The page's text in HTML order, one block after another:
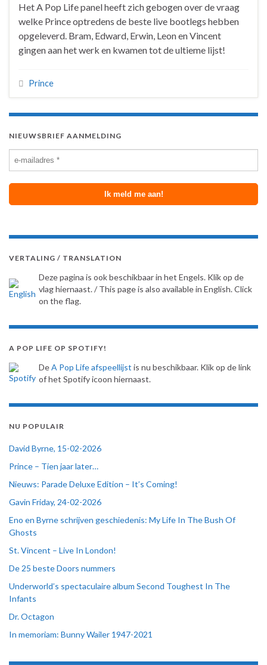
Het A Pop Life panel heeft zich gebogen over de vraag
welke Prince optredens de beste live bootlegs hebben
opgeleverd. Bram, Edward, Erwin, Leon en Vincent
gingen aan het werk en kwamen tot de ultieme lijst!
Prince
NIEUWSBRIEF AANMELDING
VERTALING / TRANSLATION
Deze pagina is ook beschikbaar in het Engels. Klik op de
vlag hiernaast. / This page is also available in English. Click
on the flag.
A POP LIFE OP SPOTIFY!
DeA Pop Life afspeellijst is nu beschikbaar. Klik op de link
of het Spotify icoon hiernaast.
NU POPULAIR
David Byrne, 15-02-2026
Prince – Tien jaar later…
Nieuws: Parade Deluxe Edition – It’s Coming!
Gavin Friday, 24-02-2026
Eno en Byrne schrijven geschiedenis: My Life In The Bush Of
Ghosts
St. Vincent – Live In London!
De 25 beste Doors nummers
Underworld’s spectaculaire album Second Toughest In The
Infants
Dr. Octagon
In memoriam: Bunny Wailer 1947-2021